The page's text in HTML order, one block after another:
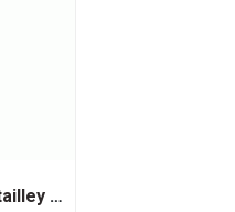
Rượu vang Pháp Chateau Batailley Pauillac